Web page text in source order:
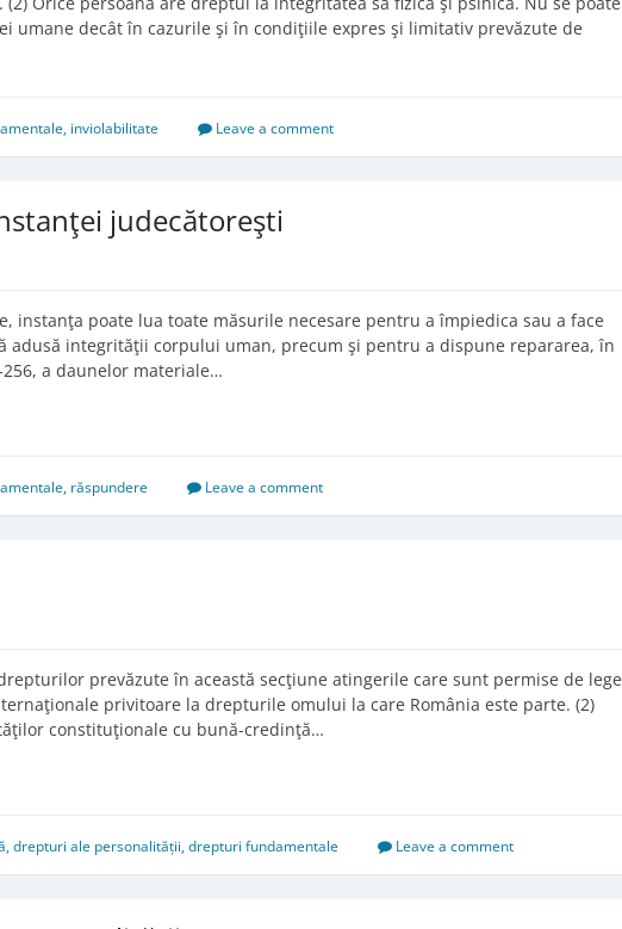
umane decât în cazurile şi în condiţiile expres şi limitativ prevăzute de
, inviolabilitate Leave a comment
judecătoreşti
instanţa poate lua toate măsurile necesare pentru a împiedica sau a face
adusă integrităţii corpului uman, precum şi pentru a dispune repararea, în
a daunelor materiale…
, răspundere Leave a comment
prevăzute în această secţiune atingerile care sunt permise de lege
privitoare la drepturile omului la care România este parte. (2)
constituţionale cu bună-credinţă…
,drepturi ale personalității,drepturi fundamentale Leave a comment